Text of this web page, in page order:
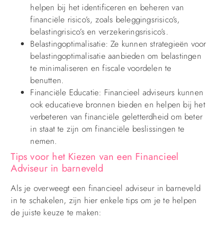
helpen bij het identificeren en beheren van
financiële risico’s, zoals beleggingsrisico’s,
belastingrisico’s en verzekeringsrisico’s.
Belastingoptimalisatie: Ze kunnen strategieën voor
belastingoptimalisatie aanbieden om belastingen
te minimaliseren en fiscale voordelen te
benutten.
Financiële Educatie: Financieel adviseurs kunnen
ook educatieve bronnen bieden en helpen bij het
verbeteren van financiële geletterdheid om beter
in staat te zijn om financiële beslissingen te
nemen.
Tips voor het Kiezen van een Financieel
Adviseur in barneveld
Als je overweegt een financieel adviseur in barneveld
in te schakelen, zijn hier enkele tips om je te helpen
de juiste keuze te maken: